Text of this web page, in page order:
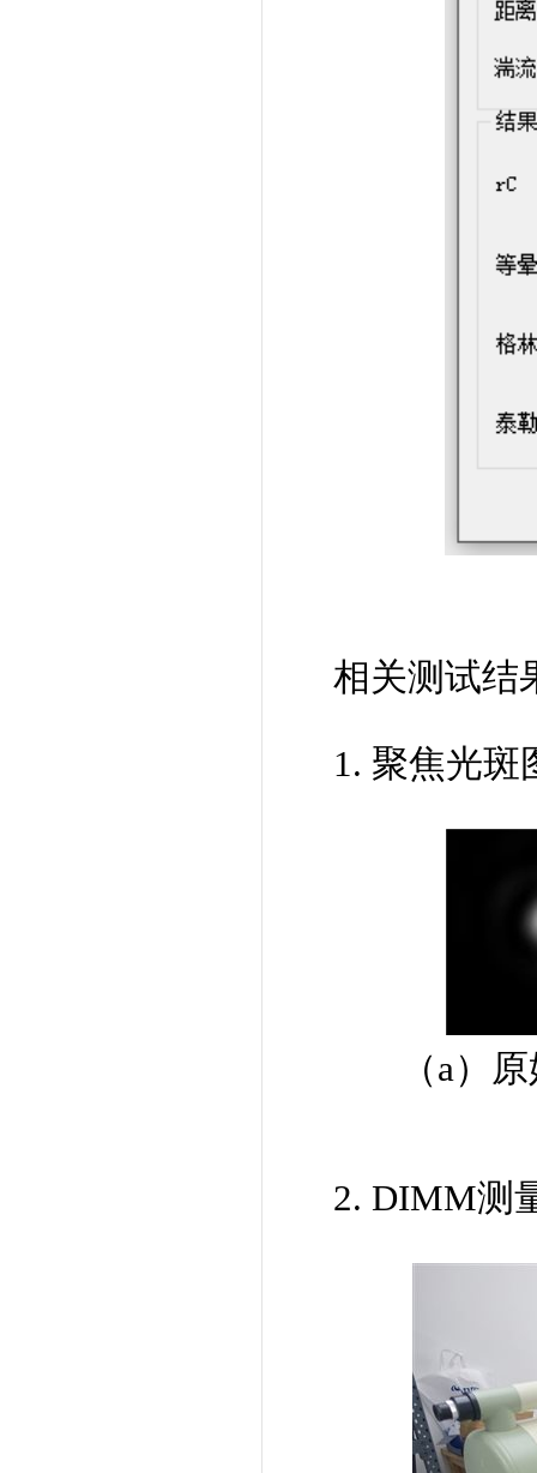
相关测试结
1. 聚焦光斑
（a）
2. DIMM测